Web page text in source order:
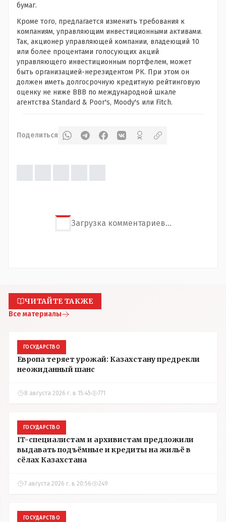
бумаг.
Кроме того, предлагается изменить требования к
компаниям, управляющим инвестиционными активами.
Так, акционер управляющей компании, владеющий 10
или более процентами голосующих акций
управляющего инвестиционным портфелем, может
быть организацией-нерезидентом РК. При этом он
должен иметь долгосрочную кредитную рейтинговую
оценку не ниже ВВВ по международной шкале
агентства Standard & Poor's, Moody's или Fitch.
Поделиться
Загрузка комментариев...
ЧИТАЙТЕ ТАКЖЕ
Все материалы
ГОСУДАРСТВО
Европа теряет урожай: Казахстану предрекли
неожиданный шанс
8 августа 2026 г. в 15:45 771
ГОСУДАРСТВО
IT-специалистам и архивистам предложили
выдавать подъёмные и кредиты на жильё в
сёлах Казахстана
7 августа 2026 г. в 20:56 249
ГОСУДАРСТВО